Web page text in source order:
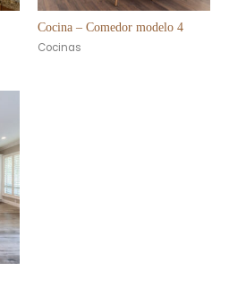
Cocina – Comedor modelo 4
Cocinas